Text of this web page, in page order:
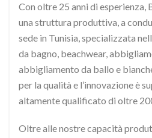
Con oltre 25 anni di esperienza,
una struttura produttiva, a
sede in Tunisia, specializzata
da bagno, beachwear,
abbigliamento da ballo e
per la qualità e l’innovazione è
altamente qualificato di oltre
Oltre alle nostre capacità